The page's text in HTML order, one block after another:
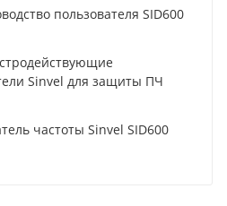
пользователя SID600
Sinvel для защиты ПЧ
частоты Sinvel SID600